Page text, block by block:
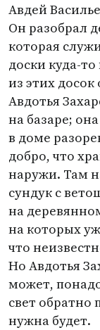
Авдей
Он разобрал
которая
доски куда-
из этих
Авдотья
на базаре;
в доме
добро, что
наружи. Там
сундук с
на
на которых
что
Но Авдотья
может,
свет обратно
нужна будет.